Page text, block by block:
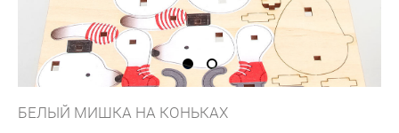
БЕЛЫЙ МИШКА НА КОНЬКАХ